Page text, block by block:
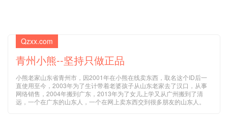
Qzxx.com
青州小熊--坚持只做正品
小熊老家山东省青州市，因2001年在小熊在线卖东西，取名这个ID后一
直使用至今，2003年为了生计带着老婆孩子从山东老家去了汉口，从事
网络销售，2004年搬到广东，2013年为了女儿上学又从广州搬到了清
远，一个在广东的山东人，一个在网上卖东西交到很多朋友的山东人。